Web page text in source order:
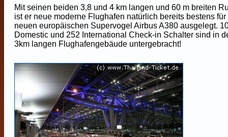
Mit seinen beiden 3,8 und 4 km langen und 60 m breiten
ist er neue moderne Flughafen natürlich bereits bestens für
neuen europäischen Supervogel Airbus A380 ausgelegt.
Domestic und 252 International Check-in Schalter sind in
3km langen Flughafengebäude untergebracht!